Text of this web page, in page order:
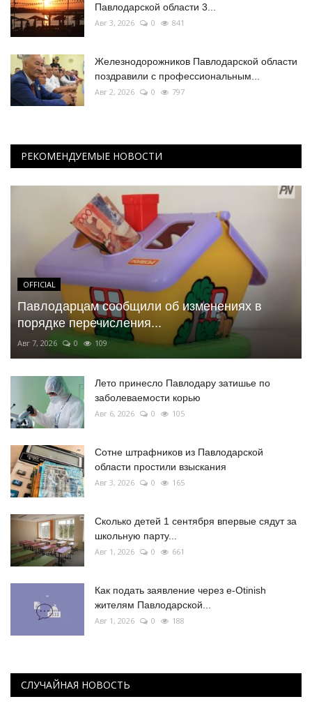
Павлодарской области 3...
Авг 3, 2026 0 841
Железнодорожников Павлодарской области
поздравили с профессиональным...
Авг 2, 2026 0 797
РЕКОМЕНДУЕМЫЕ НОВОСТИ
OFFICIAL
Павлодарцам сообщили об изменениях в
порядке перечисления...
Авг 7, 2026 0 109
Лето принесло Павлодару затишье по
заболеваемости корью
Авг 6, 2026 0 105
Сотне штрафников из Павлодарской
области простили взыскания
Авг 3, 2026 0 165
Сколько детей 1 сентября впервые сядут за
школьную парту...
Авг 1, 2026 0 661
Как подать заявление через e-Otinish
жителям Павлодарской...
Авг 1, 2026 0 188
СЛУЧАЙНАЯ НОВОСТЬ